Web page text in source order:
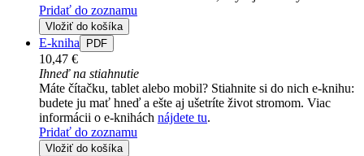
Pridať do zoznamu
Vložiť do košíka
E-kniha PDF
10,47 €
Ihneď na stiahnutie
Máte čítačku, tablet alebo mobil? Stiahnite si do nich e-knihu:
budete ju mať hneď a ešte aj ušetríte život stromom. Viac
informácii o e-knihách nájdete tu.
Pridať do zoznamu
Vložiť do košíka